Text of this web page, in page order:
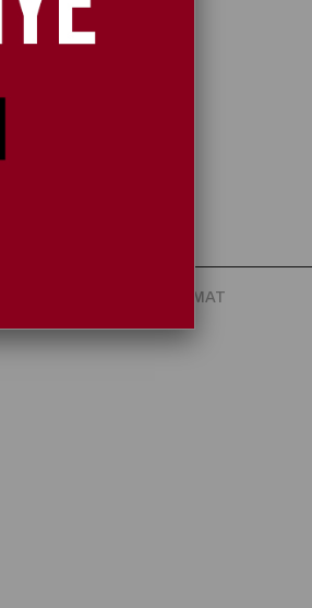
KARGO & TESLIMAT